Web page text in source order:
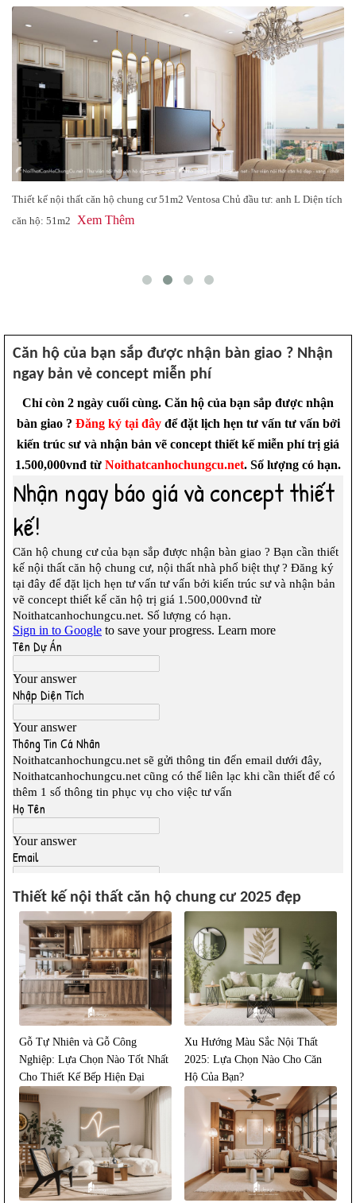
Nội thất căn hộ chung cư 53m2 Lavida Plus đang bùng nổ với năng lượng và
màu sắc, thể hiện Xem Thêm
Căn hộ của bạn sắp được nhận bàn giao ? Nhận
ngay bản vẻ concept miễn phí
Chỉ còn 2 ngày cuối cùng. Căn hộ của bạn sắp được nhận
bàn giao ? Đăng ký tại đâyđể đặt lịch hẹn tư vấn tư vấn bởi
kiến trúc sư và nhận bản vẽ concept thiết kế miễn phí trị giá
1.500,000vnđ từ Noithatcanhochungcu.net. Số lượng có hạn.
Thiết kế nội thất căn hộ chung cư 2025 đẹp
Gỗ Tự Nhiên và Gỗ Công
Nghiệp: Lựa Chọn Nào Tốt Nhất
Cho Thiết Kế Bếp Hiện Đại
2026?
Xu Hướng Màu Sắc Nội Thất
2025: Lựa Chọn Nào Cho Căn
Hộ Của Bạn?